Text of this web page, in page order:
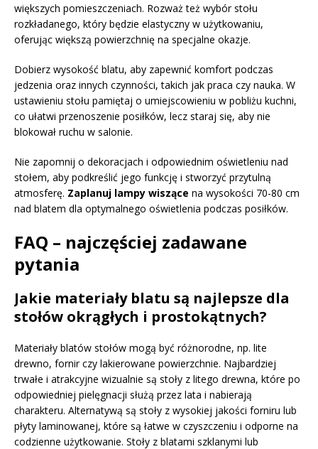
większych pomieszczeniach. Rozważ też wybór stołu
rozkładanego, który będzie elastyczny w użytkowaniu,
oferując większą powierzchnię na specjalne okazje.
Dobierz wysokość blatu, aby zapewnić komfort podczas
jedzenia oraz innych czynności, takich jak praca czy nauka. W
ustawieniu stołu pamiętaj o umiejscowieniu w pobliżu kuchni,
co ułatwi przenoszenie posiłków, lecz staraj się, aby nie
blokował ruchu w salonie.
Nie zapomnij o dekoracjach i odpowiednim oświetleniu nad
stołem, aby podkreślić jego funkcję i stworzyć przytulną
atmosferę. Zaplanuj lampy wiszące na wysokości 70-80 cm
nad blatem dla optymalnego oświetlenia podczas posiłków.
FAQ – najczęściej zadawane
pytania
Jakie materiały blatu są najlepsze dla
stołów okrągłych i prostokątnych?
Materiały blatów stołów mogą być różnorodne, np. lite
drewno, fornir czy lakierowane powierzchnie. Najbardziej
trwałe i atrakcyjne wizualnie są stoły z litego drewna, które po
odpowiedniej pielęgnacji służą przez lata i nabierają
charakteru. Alternatywą są stoły z wysokiej jakości forniru lub
płyty laminowanej, które są łatwe w czyszczeniu i odporne na
codzienne użytkowanie. Stoły z blatami szklanymi lub